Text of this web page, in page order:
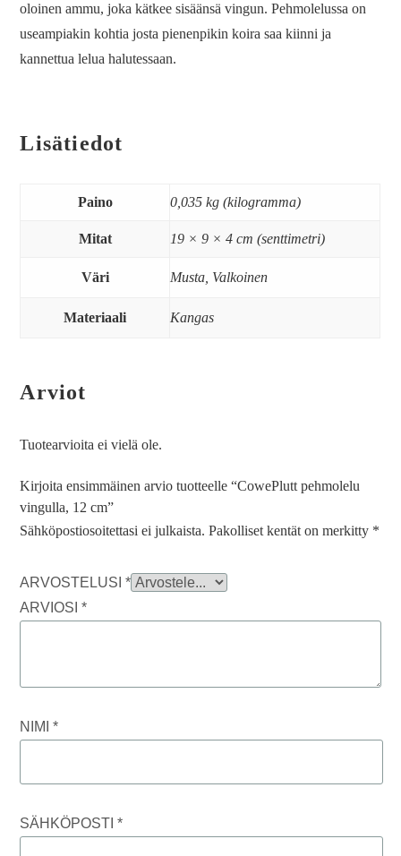
oloinen ammu, joka kätkee sisäänsä vingun. Pehmolelussa on
useampiakin kohtia josta pienenpikin koira saa kiinni ja
kannettua lelua halutessaan.
Lisätiedot
Paino 0,035 kg (kilogramma)
Mitat 19 × 9 × 4 cm (senttimetri)
Väri Musta, Valkoinen
Materiaali Kangas
Arviot
Tuotearvioita ei vielä ole.
Kirjoita ensimmäinen arvio tuotteelle “CowePlutt pehmolelu
vingulla, 12 cm”
Sähköpostiosoitettasi ei julkaista. Pakolliset kentät on merkitty *
ARVOSTELUSI*
ARVIOSI*
NIMI*
SÄHKÖPOSTI*